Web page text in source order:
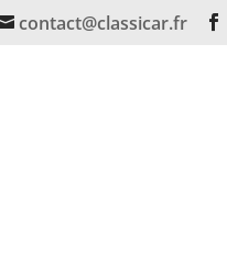
contact@classicar.fr